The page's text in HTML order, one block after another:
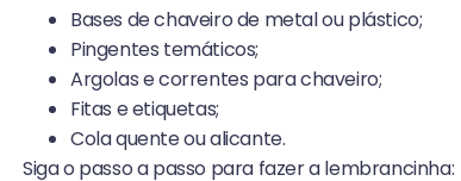
Bases de chaveiro de metal ou plástico;
Pingentes temáticos;
Argolas e correntes para chaveiro;
Fitas e etiquetas;
Cola quente ou alicante.
Siga o passo a passo para fazer a lembrancinha: